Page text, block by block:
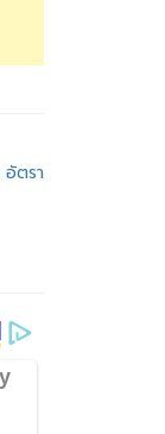
ตรา